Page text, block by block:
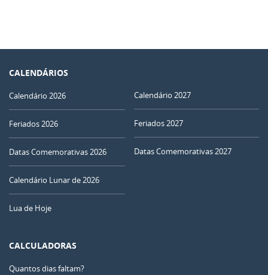
CALENDÁRIOS
Calendário 2026
Feriados 2026
Datas Comemorativas 2026
Calendário Lunar de 2026
Lua de Hoje
Calendário 2027
Feriados 2027
Datas Comemorativas 2027
CALCULADORAS
Quantos dias faltam?